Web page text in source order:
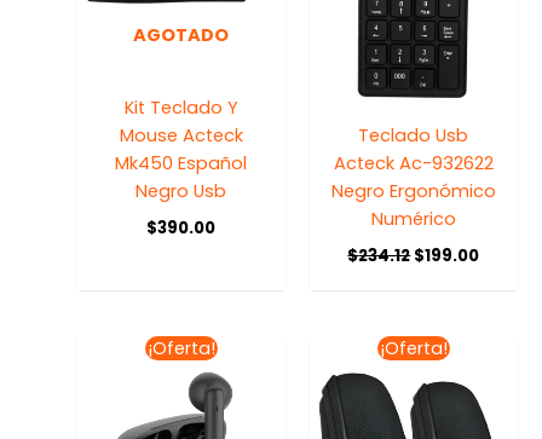
AGOTADO
Kit Teclado Y
Mouse Acteck
Mk450 Español
Negro Usb
$390.00
Teclado Usb
Acteck Ac-932622
Negro Ergonómico
Numérico
$234.12$199.00
¡Oferta!
El
precio
original
era:
$498.00.
$475.00.
¡Oferta!
El
precio
original
era:
$400.00.